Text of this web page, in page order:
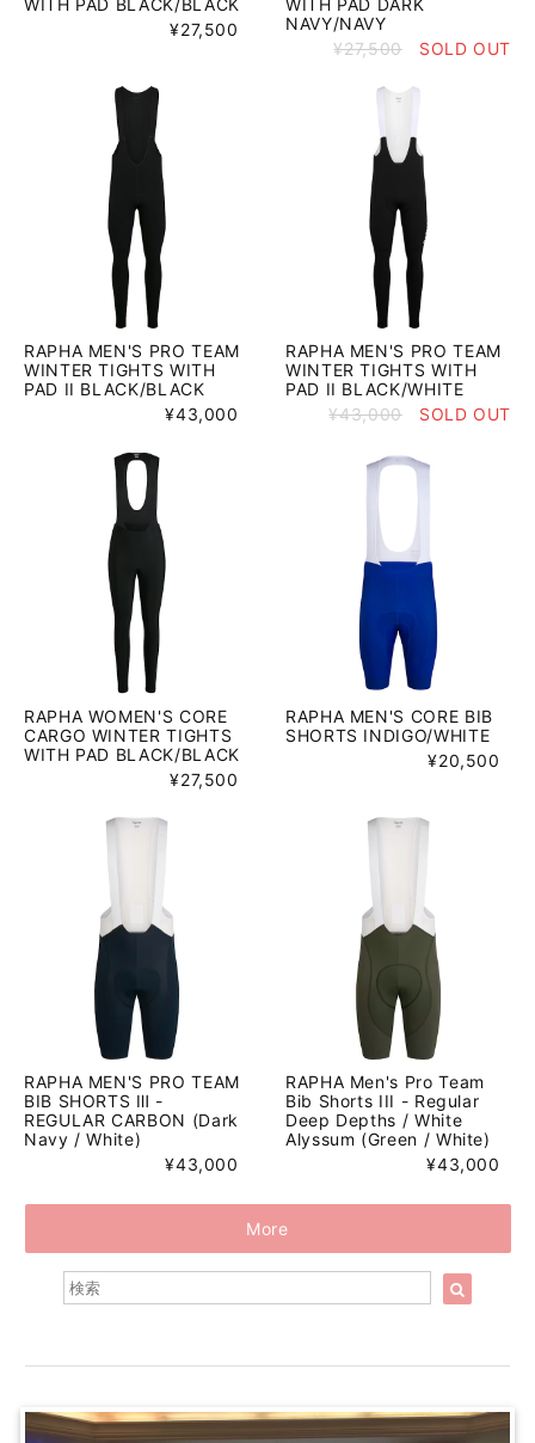
WITH PAD BLACK/BLACK
¥27,500
WITH PAD DARK
NAVY/NAVY
¥27,500
SOLD OUT
RAPHA MEN'S PRO TEAM
WINTER TIGHTS WITH
PAD II BLACK/BLACK
¥43,000
RAPHA MEN'S PRO TEAM
WINTER TIGHTS WITH
PAD II BLACK/WHITE
¥43,000
SOLD OUT
RAPHA WOMEN'S CORE
CARGO WINTER TIGHTS
WITH PAD BLACK/BLACK
¥27,500
RAPHA MEN'S CORE BIB
SHORTS INDIGO/WHITE
¥20,500
RAPHA MEN'S PRO TEAM
BIB SHORTS Ⅲ -
REGULAR CARBON (Dark
Navy / White)
¥43,000
RAPHA Men's Pro Team
Bib Shorts III - Regular
Deep Depths / White
Alyssum (Green / White)
¥43,000
More